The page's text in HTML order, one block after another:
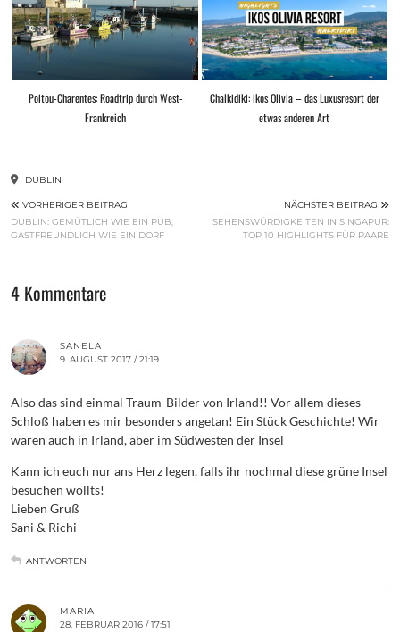
Poitou-Charentes: Roadtrip durch West-
Frankreich
Chalkidiki: ikos Olivia – das Luxusresort der
etwas anderen Art
DUBLIN
VORHERIGER BEITRAG
DUBLIN: GEMÜTLICH WIE EIN PUB,
GASTFREUNDLICH WIE EIN DORF
NÄCHSTER BEITRAG
SEHENSWÜRDIGKEITEN IN SINGAPUR:
TOP 10 HIGHLIGHTS FÜR PAARE
4 Kommentare
SANELA
9. AUGUST 2017 / 21:19
Also das sind einmal Traum-Bilder von Irland!! Vor allem dieses
Schloß haben es mir besonders angetan! Ein Stück Geschichte! Wir
waren auch in Irland, aber im Südwesten der Insel
Kann ich euch nur ans Herz legen, falls ihr nochmal diese grüne Insel
besuchen wollts!
Lieben Gruß
Sani & Richi
ANTWORTEN
MARIA
28. FEBRUAR 2016 / 17:51